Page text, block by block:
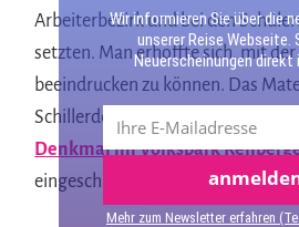
Arbeiterbezirk und bei den
setzten. Man erhoffte sich, mit
beeindrucken zu können. Das
Schillerdenkmal stammte von dem
Denkmal im Volkspark
eingeschmolzen wurde.Mehr über
Wir informieren Sie über die
unserer Reise Webseite.
Neuerscheinungen direkt
Mehr zum Newsletter erfahren